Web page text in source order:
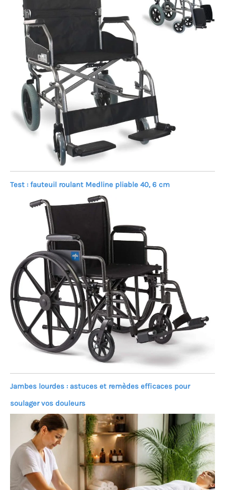
Test : fauteuil roulant Medline pliable 40, 6 cm
Jambes lourdes : astuces et remèdes efficaces pour
soulager vos douleurs